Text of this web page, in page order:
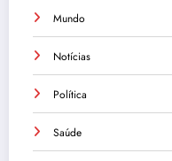
Mundo
Notícias
Política
Saúde